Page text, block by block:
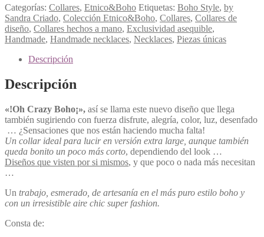
Categorías: Collares, Etnico&Boho Etiquetas: Boho Style, by
Sandra Criado, Colección Etnico&Boho, Collares, Collares de
diseño, Collares hechos a mano, Exclusividad asequible,
Handmade, Handmade necklaces, Necklaces, Piezas únicas
Descripción
Descripción
«!Oh Crazy Boho¡», así se llama este nuevo diseño que llega
también sugiriendo con fuerza disfrute, alegría, color, luz, desenfado
… ¿Sensaciones que nos están haciendo mucha falta!
Un collar ideal para lucir en versión extra large, aunque también
queda bonito un poco más corto, dependiendo del look …
Diseños que visten por si mismos, y que poco o nada más necesitan
…
Un trabajo, esmerado, de artesanía en el más puro estilo boho y
con un irresistible aire chic super fashion.
Consta de: